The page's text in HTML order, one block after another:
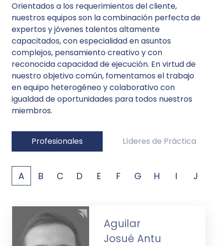
Orientados a los requerimientos del cliente,
nuestros equipos son la combinación perfecta de
expertos y jóvenes talentos altamente
capacitados, con especialidad en asuntos
complejos, pensamiento creativo y con
reconocida capacidad de ejecución. En virtud de
nuestro objetivo común, fomentamos el trabajo
en equipo heterogéneo y colaborativo con
igualdad de oportunidades para todos nuestros
miembros.
Profesionales Líderes de Práctica
A B C D E F G H I J
Aguilar
Josué Antu